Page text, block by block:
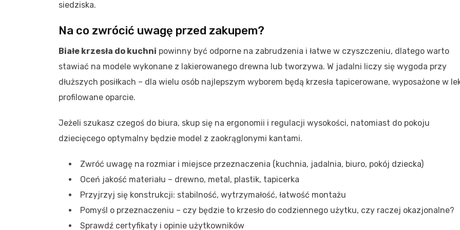
siedziska.
Na co zwrócić uwagę przed zakupem?
Białe krzesła do kuchni powinny być odporne na zabrudzenia i łatwe w czyszczeniu, dlatego warto
stawiać na modele wykonane z lakierowanego drewna lub tworzywa. W jadalni liczy się wygoda przy
dłuższych posiłkach – dla wielu osób najlepszym wyborem będą krzesła tapicerowane, wyposażone w
profilowane oparcie.
Jeżeli szukasz czegoś do biura, skup się na ergonomii i regulacji wysokości, natomiast do pokoju
dziecięcego optymalny będzie model z zaokrąglonymi kantami.
Zwróć uwagę na rozmiar i miejsce przeznaczenia (kuchnia, jadalnia, biuro, pokój dziecka)
Oceń jakość materiału – drewno, metal, plastik, tapicerka
Przyjrzyj się konstrukcji: stabilność, wytrzymałość, łatwość montażu
Pomyśl o przeznaczeniu – czy będzie to krzesło do codziennego użytku, czy raczej okazjonalne?
Sprawdź certyfikaty i opinie użytkowników